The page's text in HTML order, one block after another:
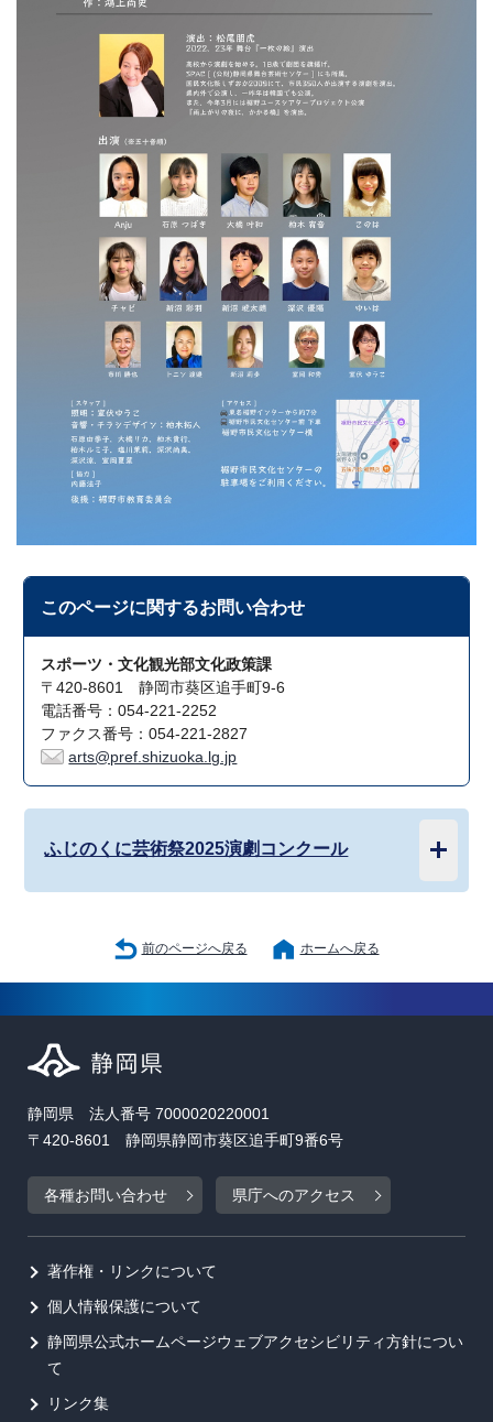
このページに関するお問い合わせ
スポーツ・文化観光部文化政策課
〒420-8601 静岡市葵区追手町9-6
電話番号：054-221-2252
ファクス番号：054-221-2827
arts@pref.shizuoka.lg.jp
ふじのくに芸術祭2025演劇コンクール
前のページへ戻る ホームへ戻る
静岡県 法人番号 7000020220001
〒420-8601 静岡県静岡市葵区追手町9番6号
各種お問い合わせ 県庁へのアクセス
著作権・リンクについて
個人情報保護について
静岡県公式ホームページウェブアクセシビリティ方針につい
て
リンク集